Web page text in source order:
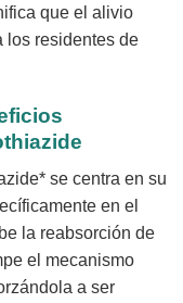
que el alivio
los residentes de
se centra en su
en el
la reabsorción de
el mecanismo
a ser